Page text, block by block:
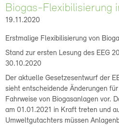
Biogas-Flexibilisierung
19.11.2020
Erstmalige Flexibilisierung von
Stand zur ersten Lesung des EEG
30.10.2020
Der aktuelle Gesetzesentwurf der
sieht entscheidende Änderungen
Fahrweise von Biogasanlagen vor.
am 01.01.2021 in Kraft treten und
Umweltgutachters müssen